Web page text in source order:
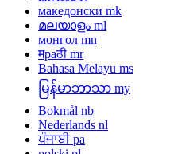
македонски mk
മലയാളം ml
монгол mn
मраठी mr
Bahasa Melayu ms
မြန်မာဘာသာ my
Bokmål nb
Nederlands nl
ਪੰਜਾਬੀ pa